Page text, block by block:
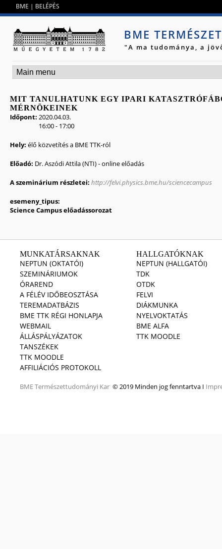
BME | BELÉPÉS
BME
"A ma tudománya, a
MIT TANULHATUNK EGY IPARI
MÉRNÖKEINEK
Időpont: 2020.04.03.
16:00- 17:00
Hely: élő közvetítés a BME TTK-ról
Előadó: Dr. Aszódi Attila (NTI) - online előadás
A szeminárium részletei: http://felvi.physics.bme.hu/sciencecampus
esemeny_tipus:
Science Campus előadássorozat
MUNKATÁRSAKNAK
NEPTUN (OKTATÓI)
SZEMINÁRIUMOK
ÓRAREND
A FÉLÉV IDŐBEOSZTÁSA
TEREMADATBÁZIS
BME TTK RÉGI HONLAPJA
WEBMAIL
ÁLLÁSPÁLYÁZATOK
TANSZÉKEK
TTK MOODLE
AFFILIÁCIÓS PROTOKOLL
BMETermészettudományi Kar © 2019 Minden jog fenntartva I
HALLGATÓKNAK
NEPTUN (HALLGATÓI)
TDK
OTDK
FELVI
DIÁKMUNKA
NYELVOKTATÁS
BME ALFA
TTK MOODLE